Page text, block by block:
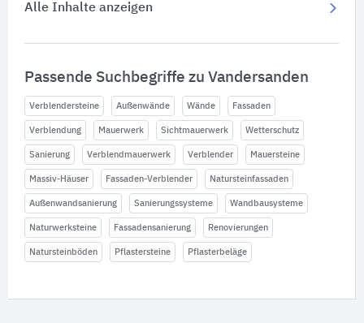
Alle Inhalte anzeigen
Passende Suchbegriffe zu Vandersanden
Verblendersteine Außenwände Wände Fassaden
Verblendung Mauerwerk Sichtmauerwerk Wetterschutz
Sanierung Verblendmauerwerk Verblender Mauersteine
Massiv-Häuser Fassaden-Verblender Natursteinfassaden
Außenwandsanierung Sanierungssysteme Wandbausysteme
Naturwerksteine Fassadensanierung Renovierungen
Natursteinböden Pflastersteine Pflasterbeläge